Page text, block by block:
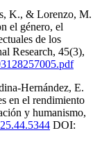
K., & Lorenzo, M.
el género, el
de los
Research, 45(3),
Hernández, E.
en el rendimiento
y humanismo,
DOI: